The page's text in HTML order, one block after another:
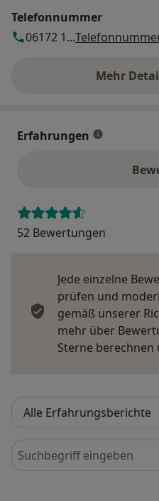
Telefonnummer
06172 1...
Mehr
Erfahrungen
52 Bewertungen
Jede einzelne
prüfen und
gemäß unserer
mehr über
Sterne berechnen
Bewertungen durchsuchen